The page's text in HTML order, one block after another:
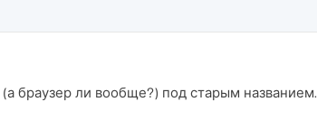
браузер ли вообще?) под старым названием.